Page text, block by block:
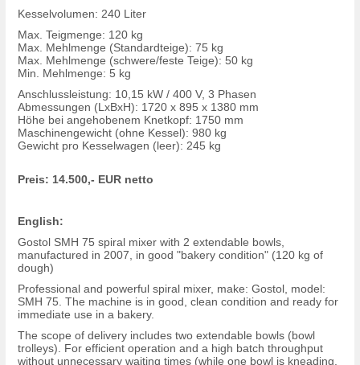
Kesselvolumen: 240 Liter
Max. Teigmenge: 120 kg
Max. Mehlmenge (Standardteige): 75 kg
Max. Mehlmenge (schwere/feste Teige): 50 kg
Min. Mehlmenge: 5 kg
Anschlussleistung: 10,15 kW / 400 V, 3 Phasen
Abmessungen (LxBxH): 1720 x 895 x 1380 mm
Höhe bei angehobenem Knetkopf: 1750 mm
Maschinengewicht (ohne Kessel): 980 kg
Gewicht pro Kesselwagen (leer): 245 kg
Preis: 14.500,- EUR netto
English:
Gostol SMH 75 spiral mixer with 2 extendable bowls,
manufactured in 2007, in good "bakery condition" (120 kg of
dough)
Professional and powerful spiral mixer, make: Gostol, model:
SMH 75. The machine is in good, clean condition and ready for
immediate use in a bakery.
The scope of delivery includes two extendable bowls (bowl
trolleys). For efficient operation and a high batch throughput
without unnecessary waiting times (while one bowl is kneading,